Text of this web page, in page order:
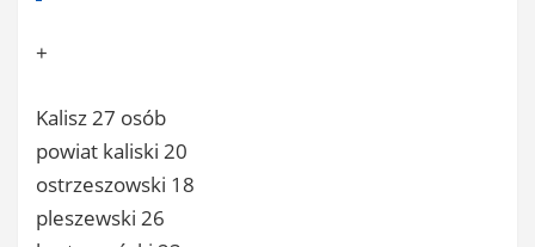
+
Kalisz 27 osób
powiat kaliski 20
ostrzeszowski 18
pleszewski 26